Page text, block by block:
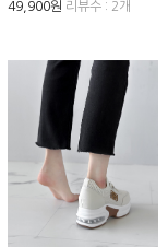
49,900원 리뷰수 : 2개